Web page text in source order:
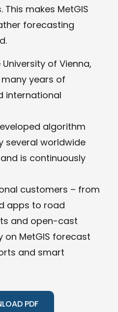
makes MetGIS
forecasting
of Vienna,
many years of
international
algorithm
several worldwide
is continuously
customers – from
apps to road
and open-cast
on MetGIS forecast
and smart
PDF